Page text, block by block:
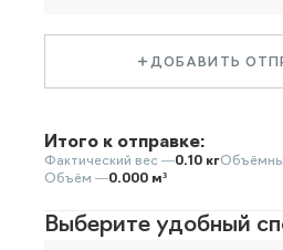
ДОБАВИТЬ
Итого к отправке:
Фактический вес —0.10 кг
Объём —0.000 м³
Выберите удобный